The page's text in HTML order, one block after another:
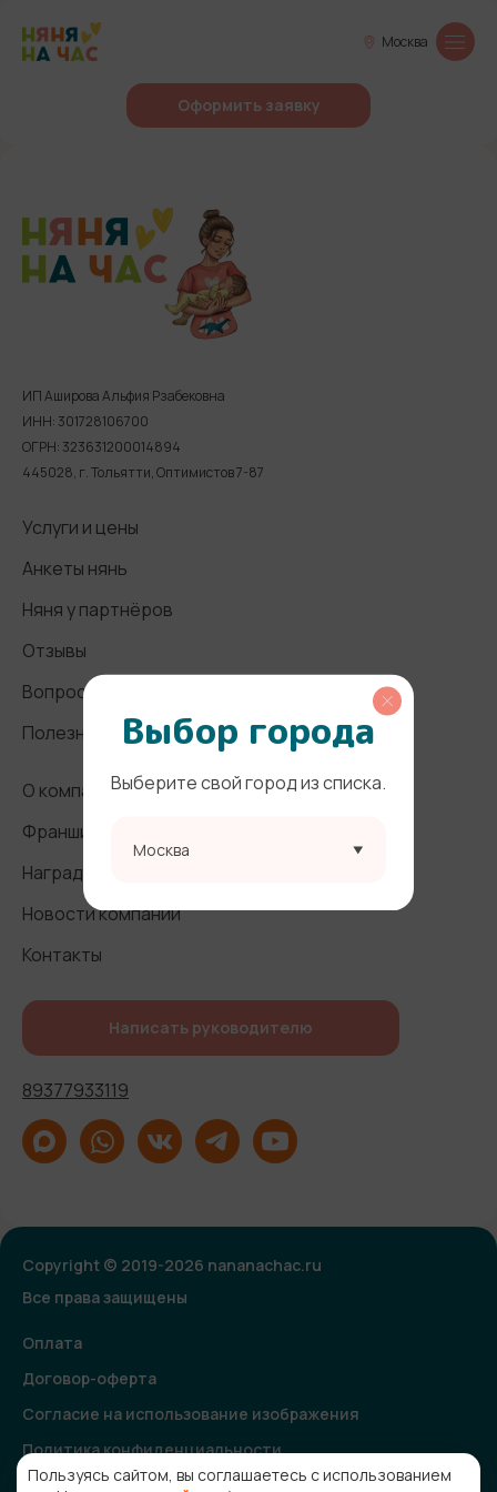
Москва
Оформить заявку
ИП Аширова Альфия Рзабековна
ИНН: 301728106700
ОГРН: 323631200014894
445028, г. Тольятти, Оптимистов 7-87
Услуги и цены
Анкеты нянь
Няня у партнёров
Отзывы
Вопросы и ответы
Полезные статьи
О компании
Франшиза
Награды и СМИ
Новости компании
Контакты
Написать руководителю
89377933119
Copyright © 2019-2026 nananachac.ru
Все права защищены
Оплата
Договор-оферта
Согласие на использование изображения
Политика конфиденциальности
Согласие на получение рекламной и информационной
Выбор города
Выберите свой город из списка.
Москва
Пользуясь сайтом, вы соглашаетесь с использованием